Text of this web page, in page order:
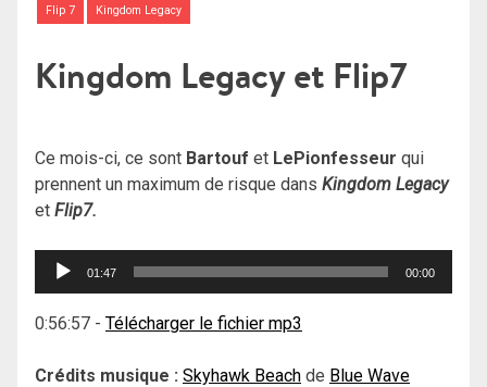
Flip 7 Kingdom Legacy
Kingdom Legacy et Flip7
Ce mois-ci, ce sont Bartouf et LePionfesseur qui
prennent un maximum de risque dans Kingdom Legacy
et Flip7.
Lecteur
01:47 00:00
0:56:57 - Télécharger le fichier mp3
Crédits musique : Skyhawk Beach de Blue Wave